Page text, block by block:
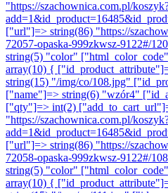
"https://szachownica.com.pl/
["url"]=> string(86) "https://
72057-opaska-999zkwsz-9122#/
string(5) "color"
array(10) {
string(15) "/img/co/108.jpg"
["name"]=> string(6) "wzór4"
["qty"]=> int(2)
"https://szachownica.com.pl/
["url"]=> string(86) "https://
72058-opaska-999zkwsz-9122#/
string(5) "color"
array(10) {